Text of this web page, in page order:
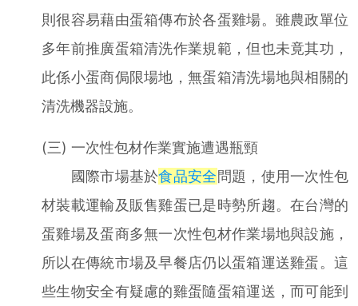
則很容易藉由蛋箱傳布於各蛋雞場。雖農政單位
多年前推廣蛋箱清洗作業規範，但也未竟其功，
此係小蛋商侷限場地，無蛋箱清洗場地與相關的
清洗機器設施。
(三) 一次性包材作業實施遭遇瓶頸
國際市場基於食品安全問題，使用一次性包
材裝載運輸及販售雞蛋已是時勢所趨。在台灣的
蛋雞場及蛋商多無一次性包材作業場地與設施，
所以在傳統市場及早餐店仍以蛋箱運送雞蛋。這
些生物安全有疑慮的雞蛋隨蛋箱運送，而可能到